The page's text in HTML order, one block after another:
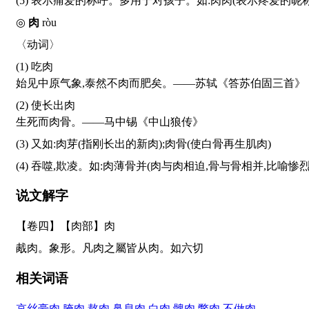
肉 ròu
〈动词〉
(1) 吃肉
始见中原气象,泰然不肉而肥矣。——苏轼《答苏伯固三首》
(2) 使长出肉
生死而肉骨。——马中锡《中山狼传》
(3) 又如:肉芽(指刚长出的新肉);肉骨(使白骨再生肌肉)
(4) 吞噬,欺凌。如:肉薄骨并(肉与肉相迫,骨与骨相并,比喻惨
说文解字
【卷四】【肉部】 肉
胾肉。象形。凡肉之屬皆从肉。如六切
相关词语